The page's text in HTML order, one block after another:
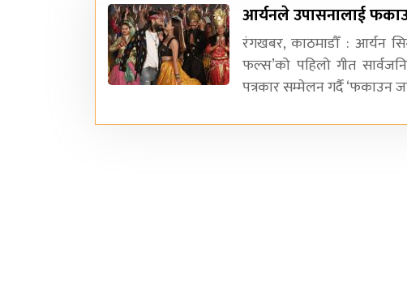
आर्यनले उपासनालाई
रंगखबर, काठमाडौँ : आर्यन
फल्स’को पहिलो गीत
पत्रकार सम्मेलन गर्दै ‘फकाउन